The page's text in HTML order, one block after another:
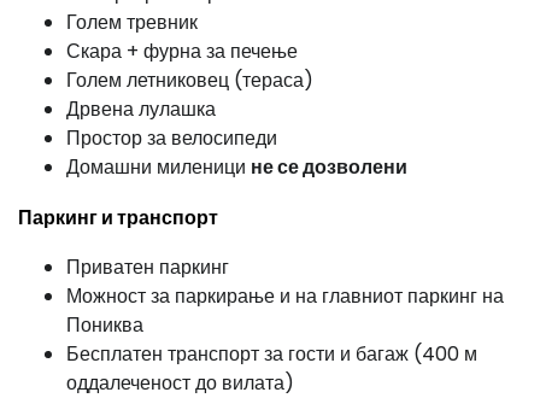
Голем тревник
Скара + фурна за печење
Голем летниковец (тераса)
Дрвена лулашка
Простор за велосипеди
Домашни миленици не се дозволени
Паркинг и транспорт
Приватен паркинг
Можност за паркирање и на главниот паркинг на
Пониква
Бесплатен транспорт за гости и багаж (400 м
оддалеченост до вилата)